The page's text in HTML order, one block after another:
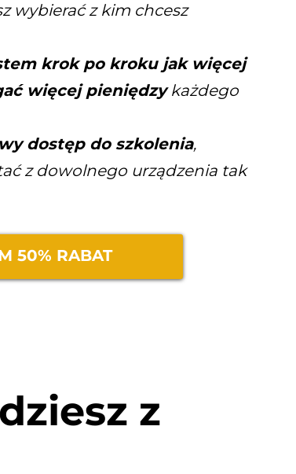
wybierać z kim chcesz
krok po kroku jak więcej
więcej pieniędzykażdego
dostęp do szkolenia,
z dowolnego urządzenia tak
50% RABAT
z